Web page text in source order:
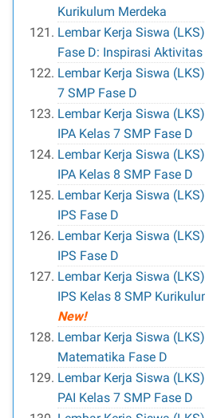
Kurikulum Merdeka
Lembar Kerja Siswa
Fase D: Inspirasi
Lembar Kerja Siswa
7 SMP Fase D
Lembar Kerja Siswa
IPA Kelas 7 SMP Fase D
Lembar Kerja Siswa
IPA Kelas 8 SMP Fase D
Lembar Kerja Siswa
IPS Fase D
Lembar Kerja Siswa
IPS Fase D
Lembar Kerja Siswa
IPS Kelas 8 SMP
New!
Lembar Kerja Siswa
Matematika Fase D
Lembar Kerja Siswa
PAI Kelas 7 SMP Fase D